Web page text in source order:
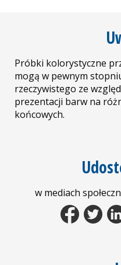
Próbki kolorystyczne
mogą w pewnym
rzeczywistego ze
prezentacji barw na
końcowych.
w mediach
Facebook Tweet